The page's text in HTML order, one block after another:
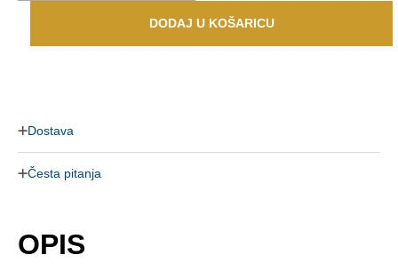
DODAJ U KOŠARICU
Dostava
Česta pitanja
OPIS